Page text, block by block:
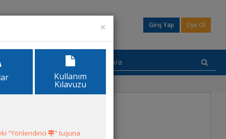
Giriş Yap Üye Ol
×
Kullanım
Kılavuzu
"Yönlendirici
" tuşuna